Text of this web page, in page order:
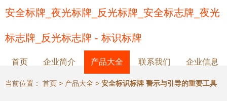
安全标牌_夜光标牌_反光标牌_安全标志牌_夜光
标志牌_反光标志牌 - 标识标牌
首页 企业简介 产品大全 联系我们 企业信息
当前位置： 首页 > 产品大全 > 安全标识标牌 警示与引导的重要工具